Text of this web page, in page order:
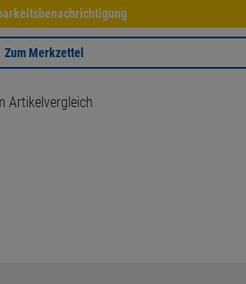
Zum Merkzettel
Artikelvergleich